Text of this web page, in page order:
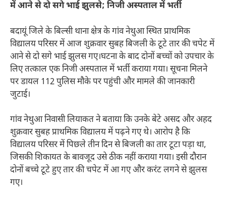
में आने से दो सगे भाई झुलसे; निजी अस्पताल में भर्ती
बदायूं जिले के बिल्सी थाना क्षेत्र के गांव नेथुआ स्थित प्राथमिक
विद्यालय परिसर में आज शुक्रवार सुबह बिजली के टूटे तार की चपेट में
आने से दो सगे भाई झुलस गए।घटना के बाद दोनों बच्चों को उपचार के
लिए तत्काल एक निजी अस्पताल में भर्ती कराया गया। सूचना मिलने
पर डायल 112 पुलिस मौके पर पहुंची और मामले की जानकारी
जुटाई।
गांव नेथुआ निवासी लियाकत ने बताया कि उनके बेटे असद और अहद
शुक्रवार सुबह प्राथमिक विद्यालय में पढ़ने गए थे। आरोप है कि
विद्यालय परिसर में पिछले तीन दिन से बिजली का तार टूटा पड़ा था,
जिसकी शिकायत के बावजूद उसे ठीक नहीं कराया गया। इसी दौरान
दोनों बच्चे टूटे हुए तार की चपेट में आ गए और करंट लगने से झुलस
गए।